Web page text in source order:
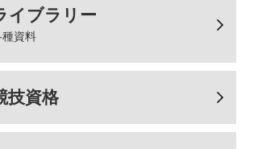
イブラリー
種資料
技資格